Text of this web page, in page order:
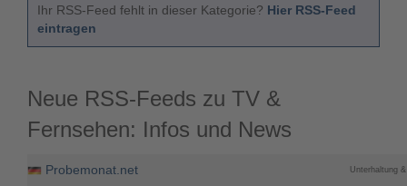
Ihr RSS-Feed fehlt in dieser Kategorie? Hier RSS-Feed
eintragen
Neue RSS-Feeds zu TV &
Fernsehen: Infos und News
Probemonat.net Unterhaltung